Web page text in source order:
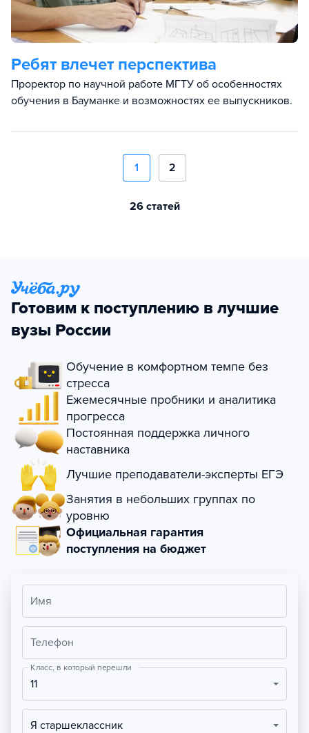
Ребят влечет перспектива
Проректор по научной работе МГТУ об особенностях
обучения в Бауманке и возможностях ее выпускников.
1 2
26 статей
Готовим к поступлению в лучшие
вузы России
Обучение в комфортном темпе без
стресса
Ежемесячные пробники и аналитика
прогресса
Постоянная поддержка личного
наставника
Лучшие преподаватели-эксперты ЕГЭ
Занятия в небольших группах по
уровню
Официальная гарантия
поступления на бюджет
Имя
Телефон
Класс, в который перешли
11
Я старшеклассник